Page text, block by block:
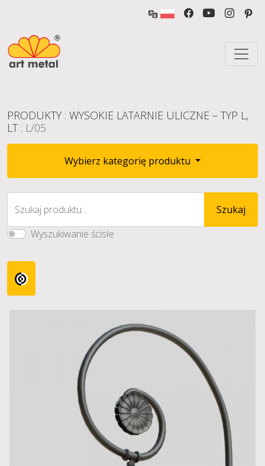
PRODUKTY : WYSOKIE LATARNIE ULICZNE – TYP L,
LT : L/05
Wybierz kategorię produktu
Szukaj produktu...
Szukaj
Wyszukiwanie ścisłe